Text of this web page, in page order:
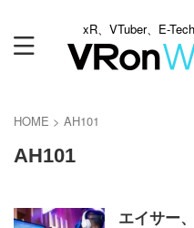
xR、VTuber、E-
HOME > AH101
AH101
エイサー